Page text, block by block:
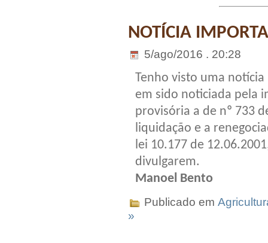
NOTÍCIA
5/ago/2016 . 20:28
Tenho visto uma
em sido noticiada pela
provisória a de nº 733
liquidação e a
lei 10.177 de
divulgarem.
Manoel Bento
Publicado em
»